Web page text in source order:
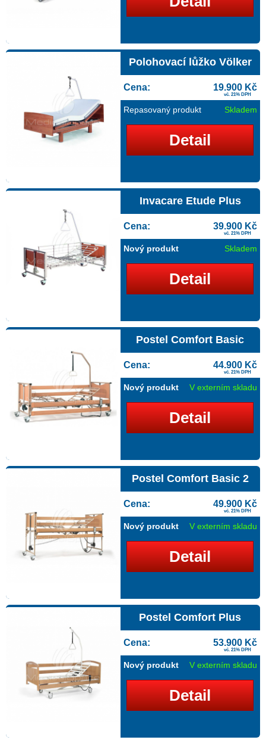
Polohovací lůžko Völker
Cena: 19.900 Kč
vč. 21% DPH
Repasovaný produkt Skladem
Detail
Invacare Etude Plus
Cena: 39.900 Kč
vč. 21% DPH
Nový produkt Skladem
Detail
Postel Comfort Basic
Cena: 44.900 Kč
vč. 21% DPH
Nový produkt V externím skladu
Detail
Postel Comfort Basic 2
Cena: 49.900 Kč
vč. 21% DPH
Nový produkt V externím skladu
Detail
Postel Comfort Plus
Cena: 53.900 Kč
vč. 21% DPH
Nový produkt V externím skladu
Detail